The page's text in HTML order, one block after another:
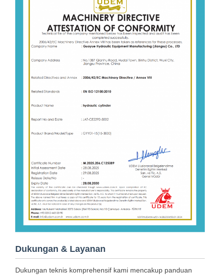
Dukungan & Layanan
Dukungan teknis komprehensif kami mencakup panduan